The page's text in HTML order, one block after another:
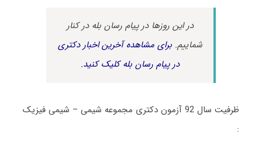
در این روزها در پیام رسان بله در کنار
شماییم.برای مشاهده آخرین اخبار دکتری
در پیام رسان بله کلیک کنید.
ظرفیت سال 92 آزمون دکتری مجموعه شیمی – شیمی فیزیک
: